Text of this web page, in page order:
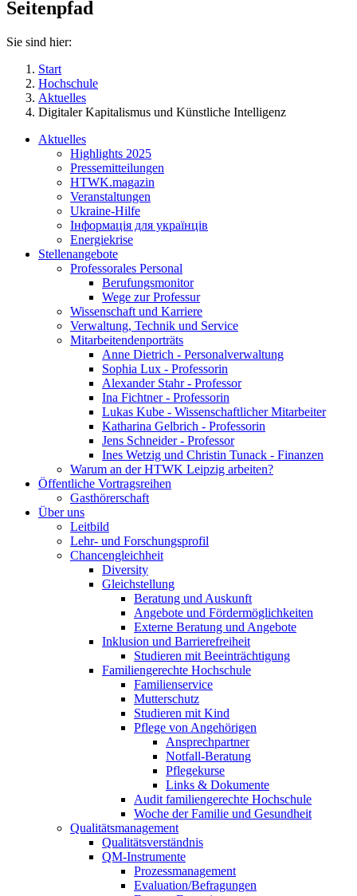
Seitenpfad
Sie sind hier:
Start
Hochschule
Aktuelles
Digitaler Kapitalismus und Künstliche Intelligenz
Aktuelles
Highlights 2025
Pressemitteilungen
HTWK.magazin
Veranstaltungen
Ukraine-Hilfe
Інформація для українців
Energiekrise
Stellenangebote
Professorales Personal
Berufungsmonitor
Wege zur Professur
Wissenschaft und Karriere
Verwaltung, Technik und Service
Mitarbeitendenporträts
Anne Dietrich - Personalverwaltung
Sophia Lux - Professorin
Alexander Stahr - Professor
Ina Fichtner - Professorin
Lukas Kube - Wissenschaftlicher Mitarbeiter
Katharina Gelbrich - Professorin
Jens Schneider - Professor
Ines Wetzig und Christin Tunack - Finanzen
Warum an der HTWK Leipzig arbeiten?
Öffentliche Vortragsreihen
Gasthörerschaft
Über uns
Leitbild
Lehr- und Forschungsprofil
Chancengleichheit
Diversity
Gleichstellung
Beratung und Auskunft
Angebote und Fördermöglichkeiten
Externe Beratung und Angebote
Inklusion und Barrierefreiheit
Studieren mit Beeinträchtigung
Familiengerechte Hochschule
Familienservice
Mutterschutz
Studieren mit Kind
Pflege von Angehörigen
Ansprechpartner
Notfall-Beratung
Pflegekurse
Links & Dokumente
Audit familiengerechte Hochschule
Woche der Familie und Gesundheit
Qualitätsmanagement
Qualitätsverständnis
QM-Instrumente
Prozessmanagement
Evaluation/Befragungen